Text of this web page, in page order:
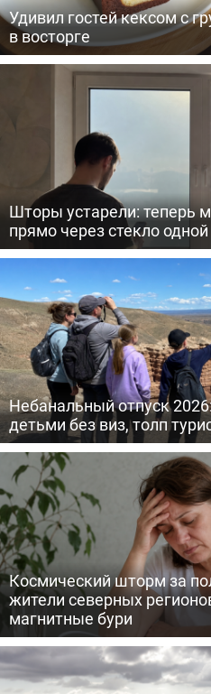
Удивил гостей кексом с
в восторге
Шторы устарели: теперь
прямо через стекло
Небанальный отпуск
детьми без виз, толп
Космический шторм за
жители северных
магнитные бури